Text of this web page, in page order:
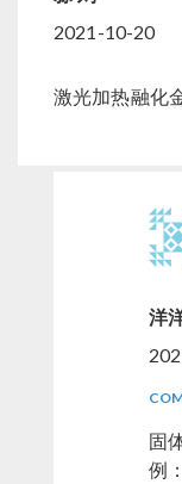
2021-10-20
激光加热融化
洋
固
例：